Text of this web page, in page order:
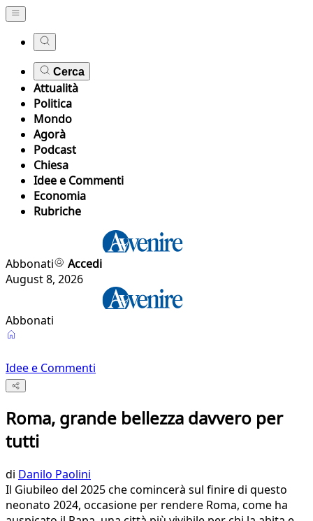
Cerca
Attualità
Politica
Mondo
Agorà
Podcast
Chiesa
Idee e Commenti
Economia
Rubriche
Abbonati
Accedi
August 8, 2026
Abbonati
Idee e Commenti
Roma, grande bellezza davvero per
tutti
di Danilo Paolini
Il Giubileo del 2025 che comincerà sul finire di questo
neonato 2024, occasione per rendere Roma, come ha